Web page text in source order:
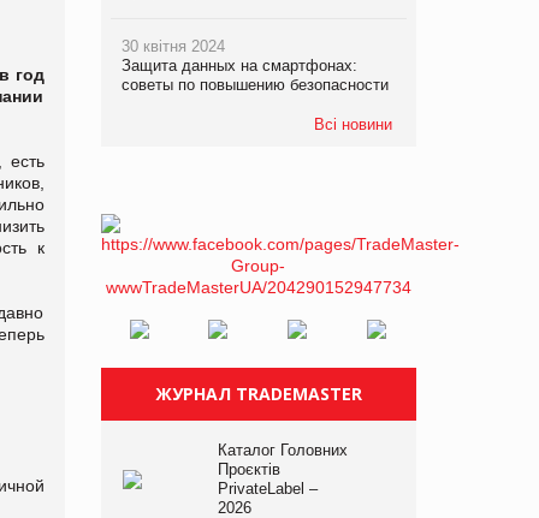
год
есть
к
30 квітня 2024
Защита данных на смартфонах:
советы по повышению безопасности
Всі новини
ЖУРНАЛ TRADEMASTER
Каталог Головних
Проєктів
PrivateLabel –
2026